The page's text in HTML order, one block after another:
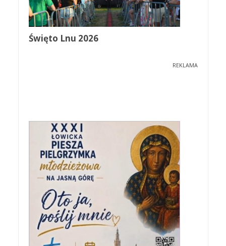
Święto Lnu 2026
REKLAMA